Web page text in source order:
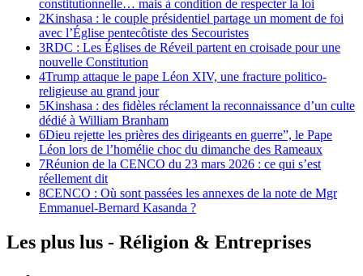
constitutionnelle… mais à condition de respecter la loi
2Kinshasa : le couple présidentiel partage un moment de foi
avec l’Église pentecôtiste des Secouristes
3RDC : Les Églises de Réveil partent en croisade pour une
nouvelle Constitution
4Trump attaque le pape Léon XIV, une fracture politico-
religieuse au grand jour
5Kinshasa : des fidèles réclament la reconnaissance d’un culte
dédié à William Branham
6Dieu rejette les prières des dirigeants en guerre”, le Pape
Léon lors de l’homélie choc du dimanche des Rameaux
7Réunion de la CENCO du 23 mars 2026 : ce qui s’est
réellement dit
8CENCO : Où sont passées les annexes de la note de Mgr
Emmanuel-Bernard Kasanda ?
Les plus lus - Réligion & Entreprises